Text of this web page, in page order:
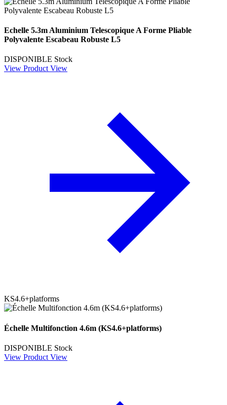
Echelle 5.3m Aluminium Telescopique A Forme Pliable
Polyvalente Escabeau Robuste L5
DISPONIBLE Stock
View Product View
KS4.6+platforms
Échelle Multifonction 4.6m (KS4.6+platforms)
DISPONIBLE Stock
View Product View